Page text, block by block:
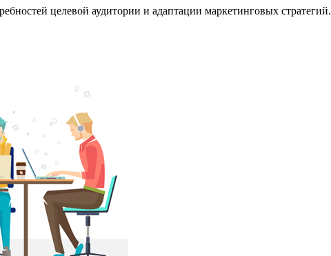
целевой аудитории и адаптации маркетинговых стратегий.